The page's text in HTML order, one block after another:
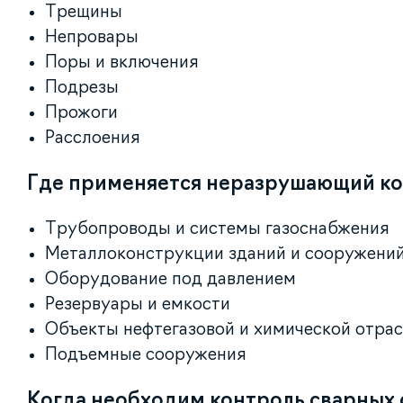
Трещины
Непровары
Поры и включения
Подрезы
Прожоги
Расслоения
Где применяется неразрушающий
Трубопроводы и системы газоснабжения
Металлоконструкции зданий и
Оборудование под давлением
Резервуары и емкости
Объекты нефтегазовой и химической
Подъемные сооружения